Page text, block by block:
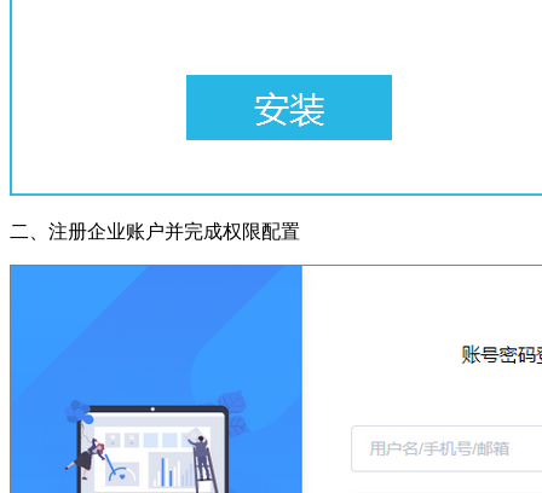
二、注册企业账户并完成权限配置